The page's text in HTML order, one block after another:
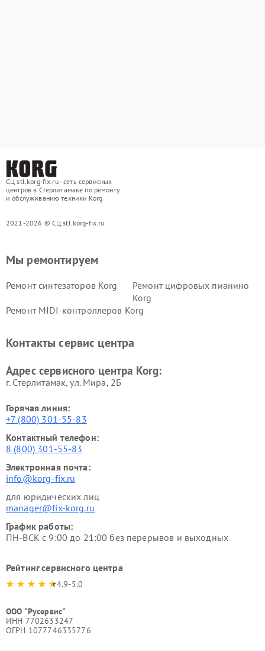
СЦ stl.korg-fix.ru - сеть сервисных
центров в Стерлитамаке по ремонту
и обслуживанию техники Korg
2021-2026 © СЦ stl.korg-fix.ru
Мы ремонтируем
Ремонт синтезаторов Korg
Ремонт цифровых пианино
Korg
Ремонт MIDI-контроллеров Korg
Контакты сервис центра
Адрес сервисного центра Korg:
г. Стерлитамак, ул. Мира, 2Б
Горячая линия:
+7 (800) 301-55-83
Контактный телефон:
8 (800) 301-55-83
Электронная почта:
info@korg-fix.ru
для юридических лиц
manager@fix-korg.ru
График работы:
ПН-ВСК с 9:00 до 21:00 без перерывов и выходных
Рейтинг сервисного центра
4.9-5.0
ООО "Русервис"
ИНН 7702633247
ОГРН 1077746335776